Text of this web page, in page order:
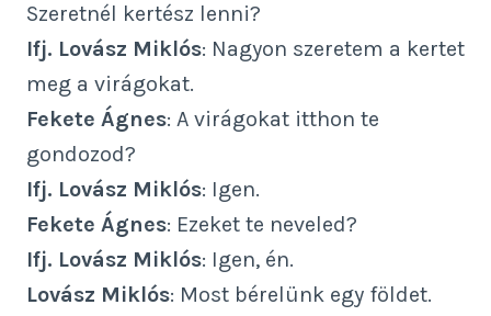
Szeretnél kertész lenni?
Ifj. Lovász Miklós: Nagyon szeretem a kertet
meg a virágokat.
Fekete Ágnes: A virágokat itthon te
gondozod?
Ifj. Lovász Miklós: Igen.
Fekete Ágnes: Ezeket te neveled?
Ifj. Lovász Miklós: Igen, én.
Lovász Miklós: Most bérelünk egy földet.